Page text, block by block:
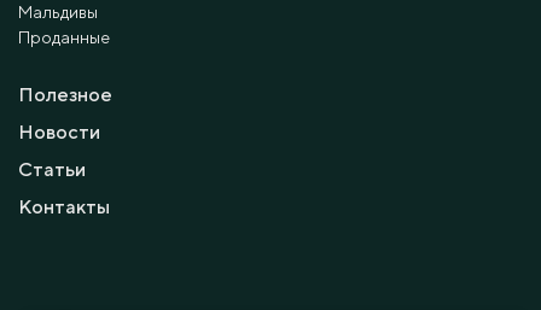
Мальдивы
Проданные
Полезное
Новости
Статьи
Контакты